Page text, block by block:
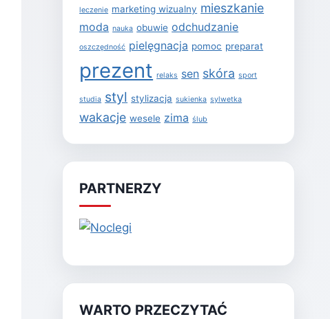
leczenie marketing wizualny mieszkanie
moda nauka obuwie odchudzanie
oszczędność pielęgnacja pomoc preparat
prezent relaks sen skóra sport
studia styl stylizacja sukienka sylwetka
wakacje wesele zima ślub
PARTNERZY
WARTO PRZECZYTAĆ